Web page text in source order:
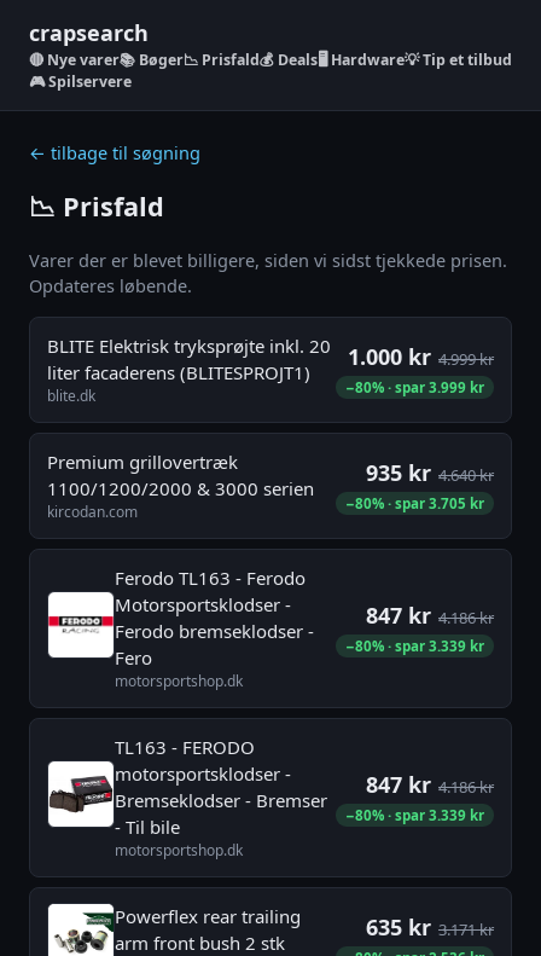
crapsearch
Nye varer📚 Bøger📉 Prisfald💰 Deals🖥️ Hardware💡 Tip et tilbud
🎮 Spilservere
← tilbage til søgning
📉 Prisfald
Varer der er blevet billigere, siden vi sidst tjekkede prisen.
Opdateres løbende.
BLITE Elektrisk tryksprøjte inkl. 20
liter facaderens (BLITESPROJT1)
blite.dk
1.000 kr 4.999 kr
−80% · spar 3.999 kr
Premium grillovertræk
1100/1200/2000 & 3000 serien
kircodan.com
935 kr 4.640 kr
−80% · spar 3.705 kr
Ferodo TL163 - Ferodo
Motorsportsklodser -
Ferodo bremseklodser -
Fero
motorsportshop.dk
847 kr 4.186 kr
−80% · spar 3.339 kr
TL163 - FERODO
motorsportsklodser -
Bremseklodser - Bremser
- Til bile
motorsportshop.dk
847 kr 4.186 kr
−80% · spar 3.339 kr
Powerflex rear trailing
arm front bush 2 stk
635 kr 3.171 kr